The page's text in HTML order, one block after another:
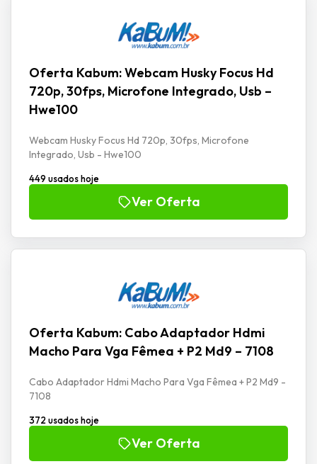
Oferta Kabum: Webcam Husky Focus Hd
720p, 30fps, Microfone Integrado, Usb –
Hwe100
Webcam Husky Focus Hd 720p, 30fps, Microfone
Integrado, Usb - Hwe100
449 usados hoje
Ver Oferta
Oferta Kabum: Cabo Adaptador Hdmi
Macho Para Vga Fêmea + P2 Md9 – 7108
Cabo Adaptador Hdmi Macho Para Vga Fêmea + P2 Md9 -
7108
372 usados hoje
Ver Oferta